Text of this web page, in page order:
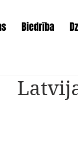
Biedrība